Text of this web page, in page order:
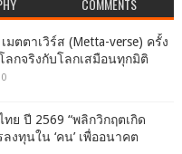
COMMENTS
มตตาเวิร์ส (Metta-verse) ครั้ง
ลกจริงกับโลกเสมือนทุกมิติ
0
ย ปี 2569 “พลิกวิกฤตเกิด
งทุนใน ‘คน’ เพื่ออนาคต